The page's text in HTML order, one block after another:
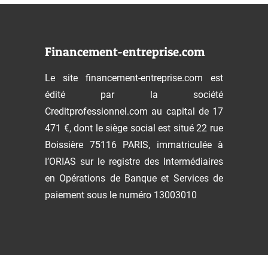
Financement-entreprise.com
Le site financement-entreprise.com est
édité par la société
Creditprofessionnel.com au capital de 17
471 €, dont le siège social est situé 22 rue
Boissière 75116 PARIS, immatriculée à
l’ORIAS sur le registre des Intermédiaires
en Opérations de Banque et Services de
paiement sous le numéro 13003010